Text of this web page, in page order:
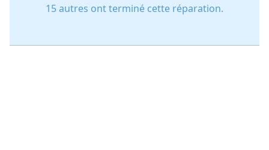
15 autres ont terminé cette réparation.